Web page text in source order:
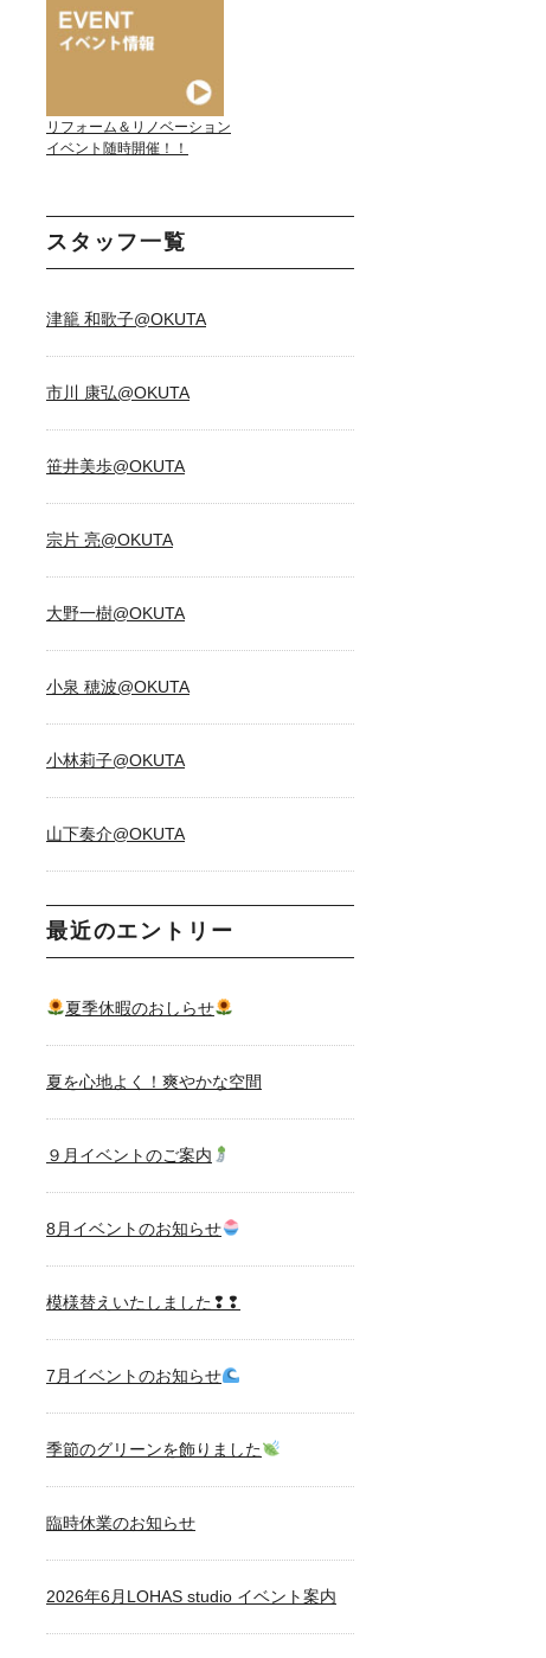
リフォーム＆リノベーション
イベント随時開催！！
スタッフ一覧
津籠 和歌子@OKUTA
市川 康弘@OKUTA
笹井美歩@OKUTA
宗片 亮@OKUTA
大野一樹@OKUTA
小泉 穂波@OKUTA
小林莉子@OKUTA
山下奏介@OKUTA
最近のエントリー
夏季休暇のおしらせ
夏を心地よく！爽やかな空間
９月イベントのご案内
8月イベントのお知らせ
模様替えいたしました❢❢
7月イベントのお知らせ
季節のグリーンを飾りました
臨時休業のお知らせ
2026年6月LOHAS studio イベント案内